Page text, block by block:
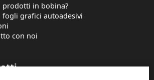
prodotti in bobina?
fogli grafici autoadesivi
con noi